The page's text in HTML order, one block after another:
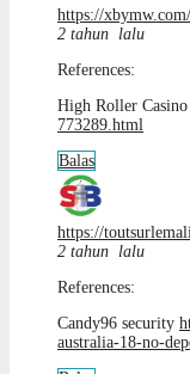
https://
2 tahun lalu
References:
High Roller
773289.html
Balas
https://
2 tahun lalu
References:
Candy96 security
australia-18-no-